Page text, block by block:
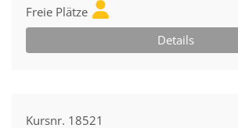
Freie Plätze
Details
Kursnr. 18521